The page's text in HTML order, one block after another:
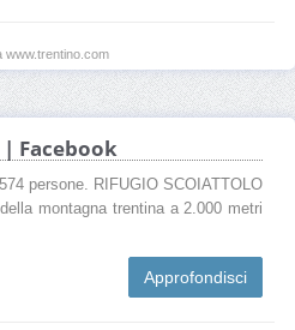
www.trentino.com
Facebook
persone. RIFUGIO SCOIATTOLO
montagna trentina a 2.000 metri
Approfondisci